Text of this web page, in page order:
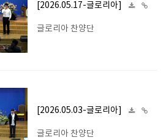
[2026.05.17-글로리아]
글로리아 찬양단
[2026.05.03-글로리아]
글로리아 찬양단